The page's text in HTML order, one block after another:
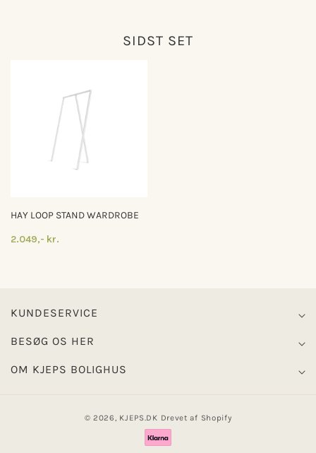
SIDST SET
HAY LOOP STAND WARDROBE
2.049,- kr.
KUNDESERVICE
BESØG OS HER
OM KJEPS BOLIGHUS
© 2026, KJEPS.DK Drevet af Shopify
Betalingsmetoder